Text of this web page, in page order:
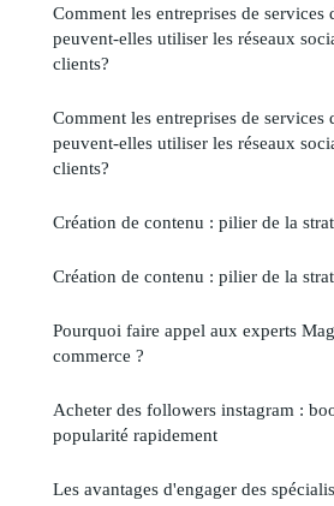
Comment les entreprises de services
peuvent-elles utiliser les réseaux
clients?
Comment les entreprises de services
peuvent-elles utiliser les réseaux
clients?
Création de contenu : pilier de la
Création de contenu : pilier de la
Pourquoi faire appel aux experts
commerce ?
Acheter des followers instagram :
popularité rapidement
Les avantages d'engager des